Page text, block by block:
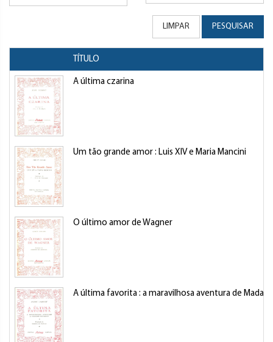
LIMPAR PESQUISAR
TÍTULO
A última czarina
Um tão grande amor : Luis XIV e Maria Mancini
O último amor de Wagner
A última favorita : a maravilhosa aventura de